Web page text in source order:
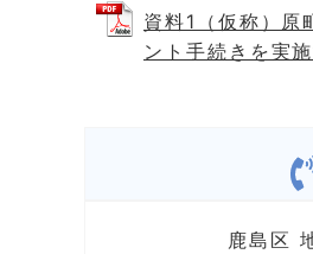
資料1（仮称）原
ント手続きを実
鹿島区